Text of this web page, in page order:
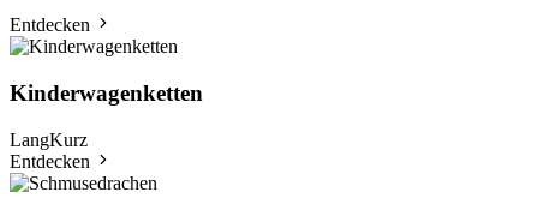
Entdecken
Kinderwagenketten
LangKurz
Entdecken